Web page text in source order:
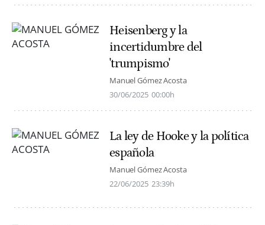
Heisenberg y la
incertidumbre del
'trumpismo'
Manuel Gómez Acosta
30/06/2025 00:00h
La ley de Hooke y la política
española
Manuel Gómez Acosta
22/06/2025 23:39h